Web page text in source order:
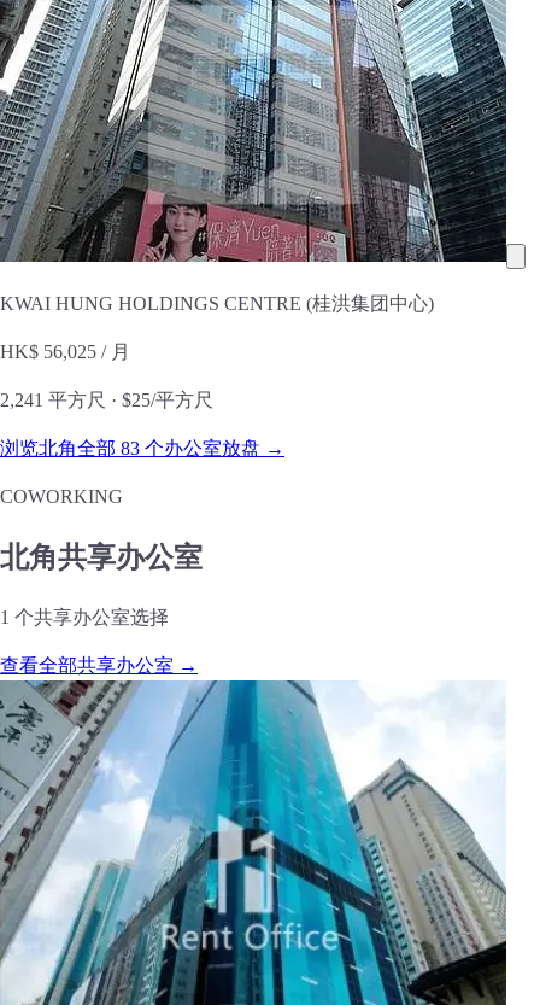
KWAI HUNG HOLDINGS CENTRE (桂洪集团中心)
HK$ 56,025 / 月
2,241 平方尺 · $25/平方尺
浏览北角全部 83 个办公室放盘 →
COWORKING
北角共享办公室
1 个共享办公室选择
查看全部共享办公室 →